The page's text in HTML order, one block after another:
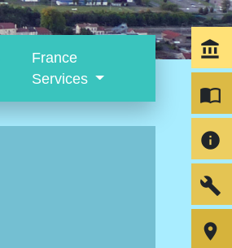
France
Services
account_balance
import_contacts
info
build
room